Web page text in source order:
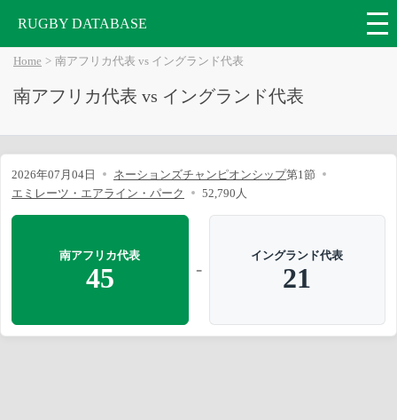
RUGBY DATABASE
Home 南アフリカ代表 vs イングランド代表
南アフリカ代表 vs イングランド代表
2026年07月04日 ネーションズチャンピオンシップ第1節
エミレーツ・エアライン・パーク
52,790人
南アフリカ代表
45 -
イングランド代表
21